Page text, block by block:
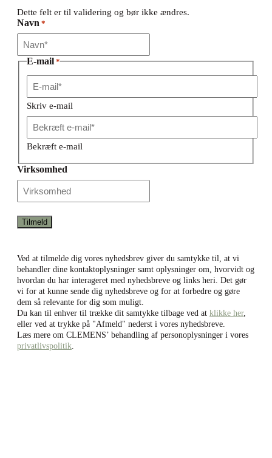
Dette felt er til validering og bør ikke ændres.
Navn *
E-mail *
Skriv e-mail
Bekræft e-mail
Virksomhed
Ved at tilmelde dig vores nyhedsbrev giver du samtykke til, at vi
behandler dine kontaktoplysninger samt oplysninger om, hvorvidt og
hvordan du har interageret med nyhedsbreve og links heri. Det gør
vi for at kunne sende dig nyhedsbreve og for at forbedre og gøre
dem så relevante for dig som muligt.
Du kan til enhver til trække dit samtykke tilbage ved at klikke her,
eller ved at trykke på "Afmeld" nederst i vores nyhedsbreve.
Læs mere om CLEMENS’ behandling af personoplysninger i vores
privatlivspolitik